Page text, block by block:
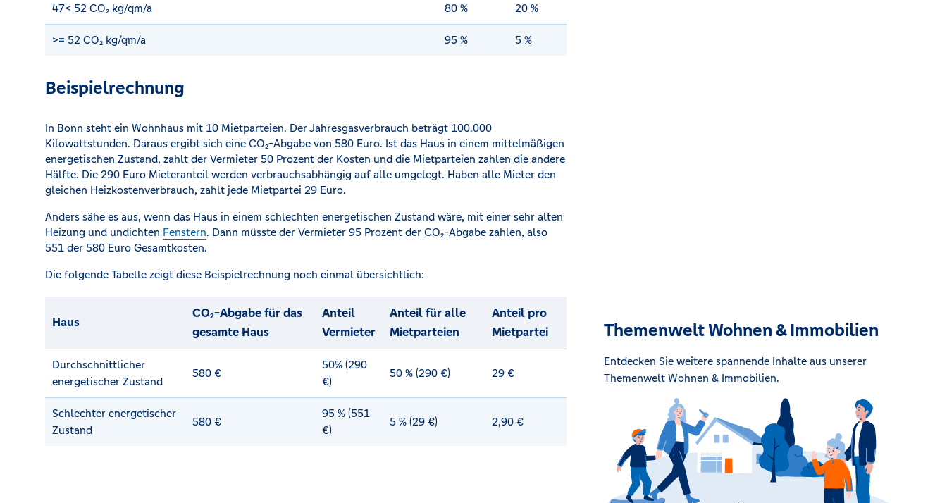
47< 52 CO₂ kg/qm/a 80 % 20 %
>= 52 CO₂ kg/qm/a 95 % 5 %
Beispielrechnung
In Bonn steht ein Wohnhaus mit 10 Mietparteien. Der Jahresgasverbrauch beträgt 100.000
Kilowattstunden. Daraus ergibt sich eine CO₂-Abgabe von 580 Euro. Ist das Haus in einem mittelmäßigen
energetischen Zustand, zahlt der Vermieter 50 Prozent der Kosten und die Mietparteien zahlen die andere
Hälfte. Die 290 Euro Mieteranteil werden verbrauchsabhängig auf alle umgelegt. Haben alle Mieter den
gleichen Heizkostenverbrauch, zahlt jede Mietpartei 29 Euro.
Anders sähe es aus, wenn das Haus in einem schlechten energetischen Zustand wäre, mit einer sehr alten
Heizung und undichten Fenstern. Dann müsste der Vermieter 95 Prozent der CO₂-Abgabe zahlen, also
551 der 580 Euro Gesamtkosten.
Die folgende Tabelle zeigt diese Beispielrechnung noch einmal übersichtlich:
Haus
CO₂-Abgabe für das
gesamte Haus
Anteil
Vermieter
Anteil für alle
Mietparteien
Anteil pro
Mietpartei
Durchschnittlicher
energetischer Zustand
580 €
50% (290
€)
50 % (290 €) 29 €
Schlechter energetischer
Zustand
580 €
95 % (551
€)
5 % (29 €) 2,90 €
Themenwelt Wohnen & Immobilien
Entdecken Sie weitere spannende Inhalte aus unserer
Themenwelt Wohnen & Immobilien.